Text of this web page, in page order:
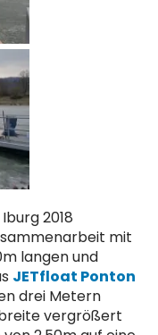
2018
mit
langen und
JETfloat Ponton
drei Metern
vergrößert